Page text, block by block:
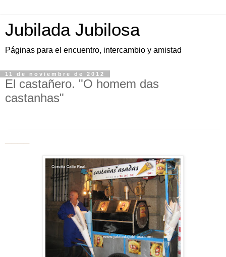
Jubilada Jubilosa
Páginas para el encuentro, intercambio y amistad
11 de noviembre de 2012
El castañero. "O homem das
castanhas"